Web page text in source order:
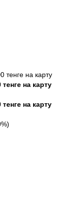
на карту
на карту